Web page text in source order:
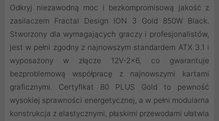
Odkryj niezawodną moc i bezkompromisową jakość z
zasilaczem Fractal Design ION 3 Gold 850W Black.
Stworzony dla wymagających graczy i profesjonalistów,
jest w pełni zgodny z najnowszym standardem ATX 3.1 i
wyposażony w złącze 12V-2x6, co gwarantuje
bezproblemową współpracę z najnowszymi kartami
graficznymi. Certyfikat 80 PLUS Gold to pewność
wysokiej sprawności energetycznej, a w pełni modularna
konstrukcja z elastycznymi, płaskimi przewodami ułatwia